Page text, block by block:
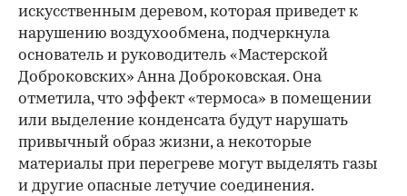
искусственным деревом, которая приведет к
нарушению воздухообмена, подчеркнула
основатель и руководитель «Мастерской
Доброковских» Анна Доброковская. Она
отметила, что эффект «термоса» в помещении
или выделение конденсата будут нарушать
привычный образ жизни, а некоторые
материалы при перегреве могут выделять газы
и другие опасные летучие соединения.